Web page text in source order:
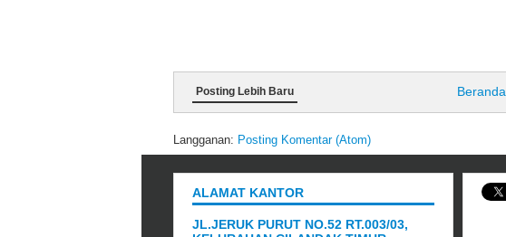
Posting Lebih Baru Beranda
Langganan: Posting Komentar (Atom)
ALAMAT KANTOR
JL.JERUK PURUT NO.52 RT.003/03,